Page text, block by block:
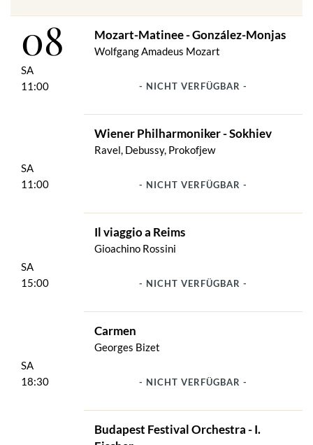
08
SA
11:00
Mozart-Matinee - González-Monjas
Wolfgang Amadeus Mozart
- NICHT VERFÜGBAR -
SA
11:00
Wiener Philharmoniker - Sokhiev
Ravel, Debussy, Prokofjew
- NICHT VERFÜGBAR -
SA
15:00
Il viaggio a Reims
Gioachino Rossini
- NICHT VERFÜGBAR -
SA
18:30
Carmen
Georges Bizet
- NICHT VERFÜGBAR -
Budapest Festival Orchestra - I.